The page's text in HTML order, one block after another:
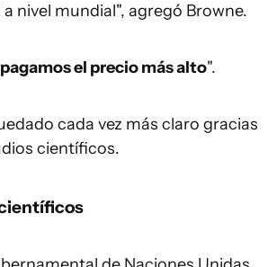
nivel mundial", agregó Browne.
el precio más alto".
cada vez más claro gracias
científicos.